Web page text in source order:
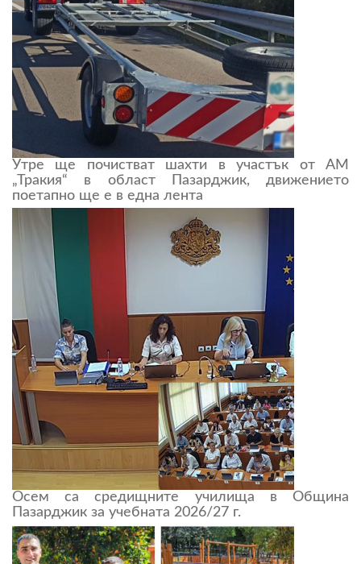
Утре ще почистват шахти в участък от АМ
„Тракия“ в област Пазарджик, движението
поетапно ще е в една лента
Осем са средищните училища в Община
Пазарджик за учебната 2026/27 г.